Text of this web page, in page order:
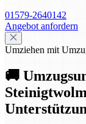
01579-2640142
Angebot anfordern
Umziehen mit
🚚